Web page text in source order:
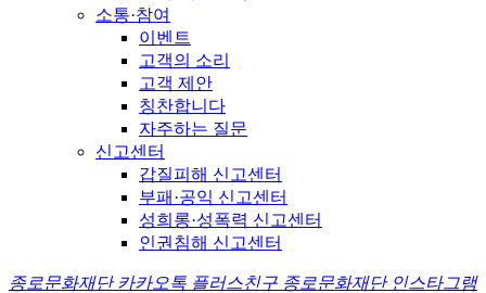
소통·참여
이벤트
고객의 소리
고객 제안
칭찬합니다
자주하는 질문
신고센터
갑질피해 신고센터
부패·공익 신고센터
성희롱·성폭력 신고센터
인권침해 신고센터
종로문화재단 카카오톡 플러스친구 종로문화재단 인스타그램